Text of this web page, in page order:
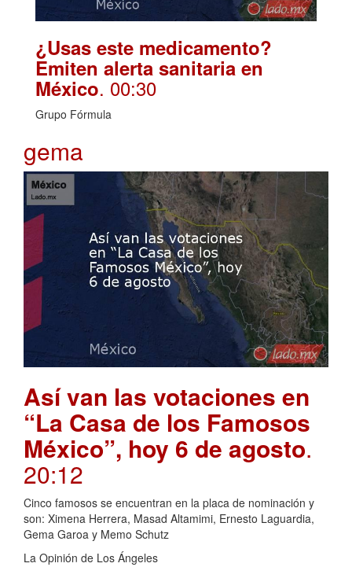
¿Usas este medicamento?
Emiten alerta sanitaria en
México. 00:30
Grupo Fórmula
gema
Así van las votaciones en
“La Casa de los Famosos
México”, hoy 6 de agosto.
20:12
Cinco famosos se encuentran en la placa de nominación y
son: Ximena Herrera, Masad Altamimi, Ernesto Laguardia,
Gema Garoa y Memo Schutz
La Opinión de Los Ángeles